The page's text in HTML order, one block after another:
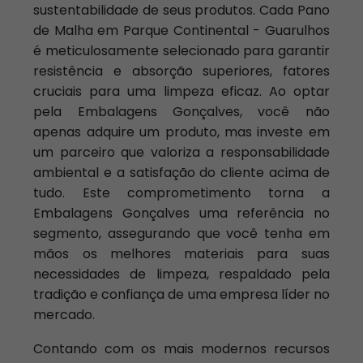
sustentabilidade de seus produtos. Cada Pano
de Malha em Parque Continental - Guarulhos
é meticulosamente selecionado para garantir
resistência e absorção superiores, fatores
cruciais para uma limpeza eficaz. Ao optar
pela Embalagens Gonçalves, você não
apenas adquire um produto, mas investe em
um parceiro que valoriza a responsabilidade
ambiental e a satisfação do cliente acima de
tudo. Este comprometimento torna a
Embalagens Gonçalves uma referência no
segmento, assegurando que você tenha em
mãos os melhores materiais para suas
necessidades de limpeza, respaldado pela
tradição e confiança de uma empresa líder no
mercado.
Contando com os mais modernos recursos